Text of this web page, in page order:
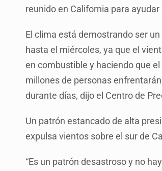
reunido en California para
El clima está demostrando ser
hasta el miércoles, ya que el
en combustible y haciendo que
millones de personas
durante días, dijo el Centro de
Un patrón estancado de alta
expulsa vientos sobre el sur de
“Es un patrón desastroso y no